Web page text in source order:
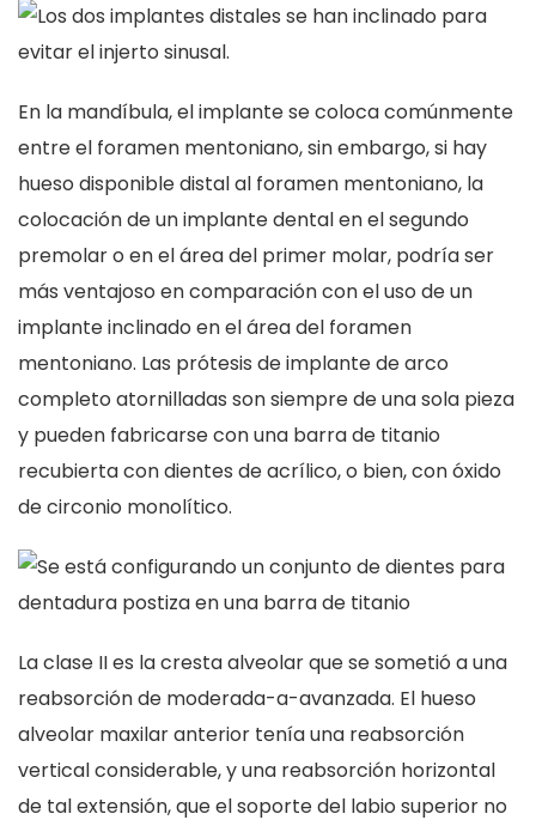
En la mandíbula, el implante se coloca comúnmente
entre el foramen mentoniano, sin embargo, si hay
hueso disponible distal al foramen mentoniano, la
colocación de un implante dental en el segundo
premolar o en el área del primer molar, podría ser
más ventajoso en comparación con el uso de un
implante inclinado en el área del foramen
mentoniano. Las prótesis de implante de arco
completo atornilladas son siempre de una sola pieza
y pueden fabricarse con una barra de titanio
recubierta con dientes de acrílico, o bien, con óxido
de circonio monolítico.
La clase II es la cresta alveolar que se sometió a una
reabsorción de moderada-a-avanzada. El hueso
alveolar maxilar anterior tenía una reabsorción
vertical considerable, y una reabsorción horizontal
de tal extensión, que el soporte del labio superior no